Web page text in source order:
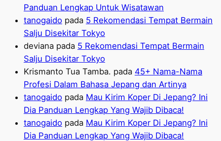
Panduan Lengkap Untuk Wisatawan
tanogaido pada 5 Rekomendasi Tempat Bermain
Salju Disekitar Tokyo
deviana pada 5 Rekomendasi Tempat Bermain
Salju Disekitar Tokyo
Krismanto Tua Tamba. pada 45+ Nama-Nama
Profesi Dalam Bahasa Jepang dan Artinya
tanogaido pada Mau Kirim Koper Di Jepang? Ini
Dia Panduan Lengkap Yang Wajib Dibaca!
tanogaido pada Mau Kirim Koper Di Jepang? Ini
Dia Panduan Lengkap Yang Wajib Dibaca!